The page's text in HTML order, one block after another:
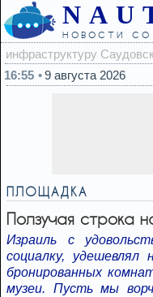
новости
16:55
9 августа 2026
ПЛОЩАДКА
Ползучая строка
Израиль с
социалку, удешевлял
бронированных
музеи. Пусть мы